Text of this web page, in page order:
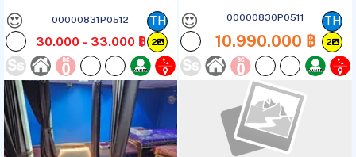
😍 00000831P0512
30.000 - 33.000 ฿
TH
2
😍 00000830P0511
10.990.000 ฿
TH
2